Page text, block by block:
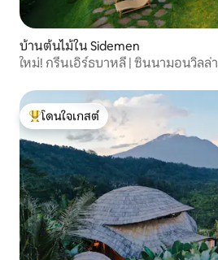
บ้านต้นไม้ใน Sidemen
ใหม่! กรีนเอิร์ธบาหลี | ซินนามอนวิลล่า
โดนใจเกสต์ที่สุด
โดนใจเกสต์